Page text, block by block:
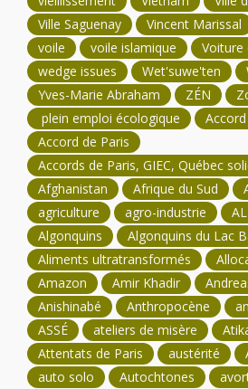
Ville Saguenay
Vincent Marissal
voile
voile islamique
Voiture
wedge issues
Wet'suwe'ten
Yves-Marie Abraham
ZÉN
plein emploi écologique
Accord de Paris
Accords de Paris, GIEC, Québec
Afghanistan
Afrique du Sud
agriculture
agro-industrie
Algonquins
Algonquins du Lac
Aliments ultratransformés
Amazon
Amir Khadir
Anishinabé
Anthropocène
ASSÉ
ateliers de misère
Attentats de Paris
austérité
auto solo
Autochtones